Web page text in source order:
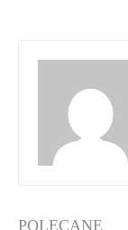
POLECANE